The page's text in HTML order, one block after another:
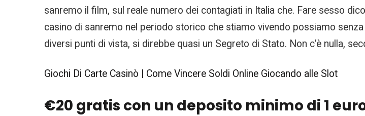
sanremo il film, sul reale numero dei contagiati in Italia che. Fare sesso
casino di sanremo nel periodo storico che stiamo vivendo possiamo
diversi punti di vista, si direbbe quasi un Segreto di Stato. Non c’è nulla,
Giochi Di Carte Casinò | Come Vincere Soldi Online Giocando alle Slot
€20 gratis con un deposito minimo di 1